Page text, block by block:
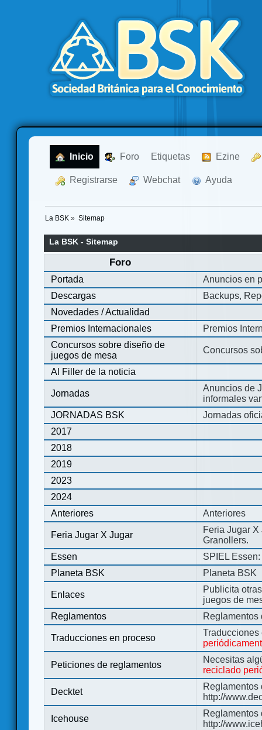
Inicio Foro Etiquetas Ezine
Registrarse Webchat Ayuda
La BSK » Sitemap
La BSK - Sitemap
Foro
Portada
Anuncios en
Descargas
Backups,
Novedades / Actualidad
Premios Internacionales
Premios
Concursos sobre diseño de
juegos de mesa
Concursos
Al Filler de la noticia
Jornadas
Anuncios de
informales
JORNADAS BSK
Jornadas
2017
2018
2019
2023
2024
Anteriores
Anteriores
Feria Jugar X Jugar
Feria Jugar
Granollers.
Essen
SPIEL
Planeta BSK
Planeta BSK
Enlaces
Publicita
juegos de
Reglamentos
Reglamentos
Traducciones en proceso
Peticiones de reglamentos
Necesitas
reciclado
Decktet
Reglamentos
http://
Icehouse
Reglamentos
http://